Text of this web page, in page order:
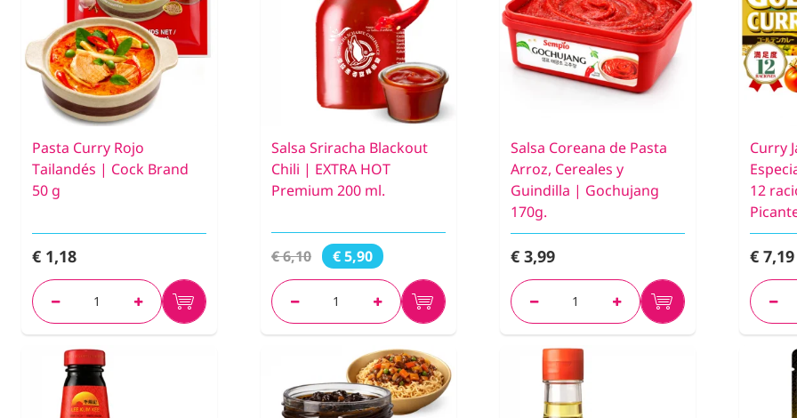
Pasta Curry Rojo
Tailandés | Cock Brand
50 g
€ 1,18
Salsa Sriracha Blackout
Chili | EXTRA HOT
Premium 200 ml.
€ 6,10 € 5,90
Salsa Coreana de Pasta
Arroz, Cereales y
Guindilla | Gochujang
170g.
€ 3,99
Curry
12
€ 7,19